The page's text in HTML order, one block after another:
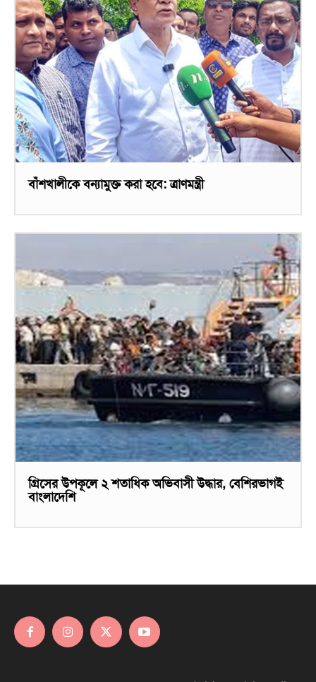
বাঁশখালীকে বন্যামুক্ত করা হবে: ত্রাণমন্ত্রী
গ্রিসের উপকূলে ২ শতাধিক অভিবাসী উদ্ধার, বেশিরভাগই
বাংলাদেশি